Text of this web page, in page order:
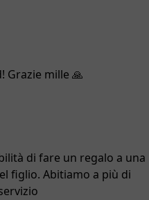
Grazie mille 🙏
di fare un regalo a una
figlio. Abitiamo a più di